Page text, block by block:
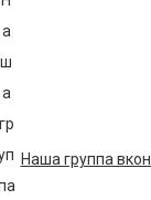
Наша группа